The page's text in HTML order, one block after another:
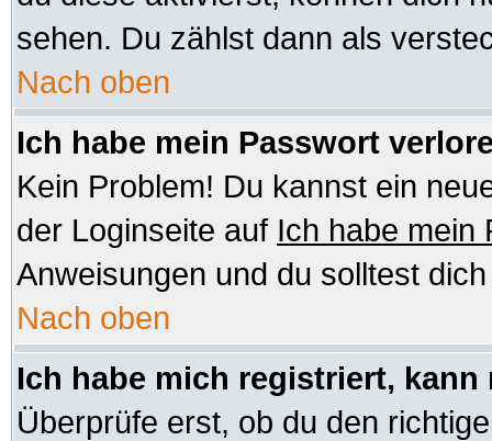
sehen. Du zählst dann als
Nach oben
Ich habe mein Passwort
Kein Problem! Du kannst ein
der Loginseite auf Ich habe mein
Anweisungen und du solltest
Nach oben
Ich habe mich registriert,
Überprüfe erst, ob du den